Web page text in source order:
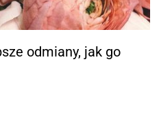
odmiany, jak go